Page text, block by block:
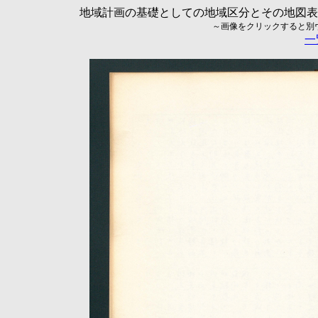
地域計画の基礎としての地域区分とその地
～画像をクリックすると
一